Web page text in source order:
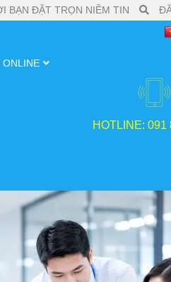
BẠN ĐẶT TRỌN NIỀM TIN
ONLINE
HOTLINE: 091